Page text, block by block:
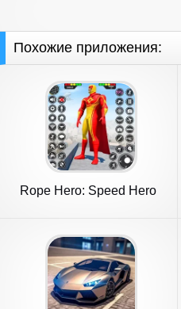
Похожие приложения:
Rope Hero: Speed Hero